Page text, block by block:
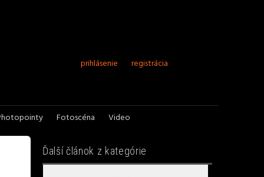
prihlásenie registrácia
Fotoscéna Video
Ďalší článok z kategórie